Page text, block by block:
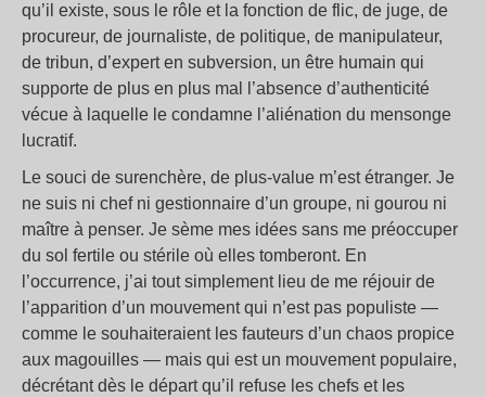
qu’il existe, sous le rôle et la fonction de flic, de juge, de
procureur, de journaliste, de politique, de manipulateur,
de tribun, d’expert en subversion, un être humain qui
supporte de plus en plus mal l’absence d’authenticité
vécue à laquelle le condamne l’aliénation du mensonge
lucratif.
Le souci de surenchère, de plus-value m’est étranger. Je
ne suis ni chef ni gestionnaire d’un groupe, ni gourou ni
maître à penser. Je sème mes idées sans me préoccuper
du sol fertile ou stérile où elles tomberont. En
l’occurrence, j’ai tout simplement lieu de me réjouir de
l’apparition d’un mouvement qui n’est pas populiste —
comme le souhaiteraient les fauteurs d’un chaos propice
aux magouilles — mais qui est un mouvement populaire,
décrétant dès le départ qu’il refuse les chefs et les